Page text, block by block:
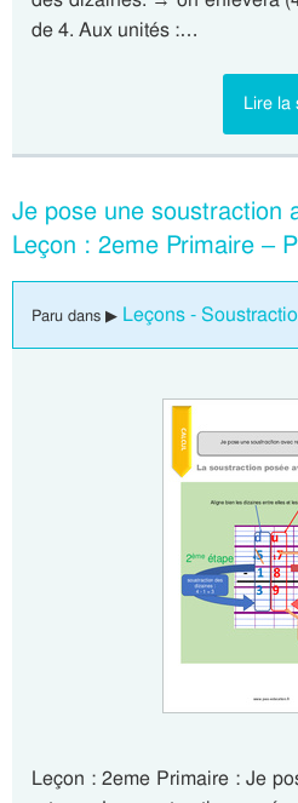
de 4. Aux unités :…
Lire la
Je pose une soustraction
Leçon : 2eme Primaire –
Paru dans ▶ Leçons -
Leçon : 2eme Primaire : Je